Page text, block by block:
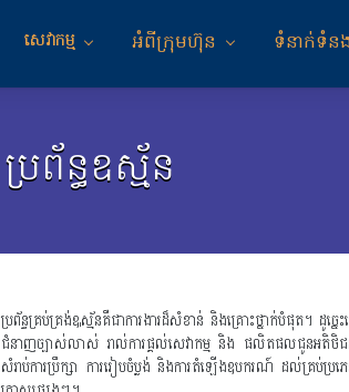
សេវាកម្ម អំពីក្រុមហ៊ុន ទំនាក់ទំន
ប្រព័ន្ធឧស្ម័ន
ប្រព័ន្ធគ្រប់គ្រង់ឩស្ម័នគឺជាការងារដ៏សំខាន់ និងគ្រោះថ្នាក់បំផុត។ ដូ
ជំនាញច្បាស់លាស់ រាល់ការផ្តល់សេវាកម្ម និង ផលិតផលជូនអតិថិ
សំរាប់ការប្រឹក្សា ការរៀបចំប្លង់ និងការតំឡើងឧបករណ៍ ដល់គ្រប់ប្